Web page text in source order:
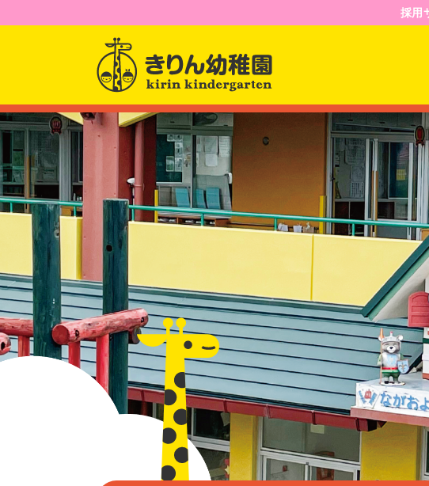
採用
園からのお知らせ
園について
園長先生からのメッセージ
課題活動
クラス紹介
アクセス